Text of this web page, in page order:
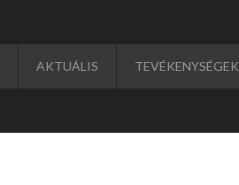
AKTUÁLIS TEVÉKENYSÉGEK